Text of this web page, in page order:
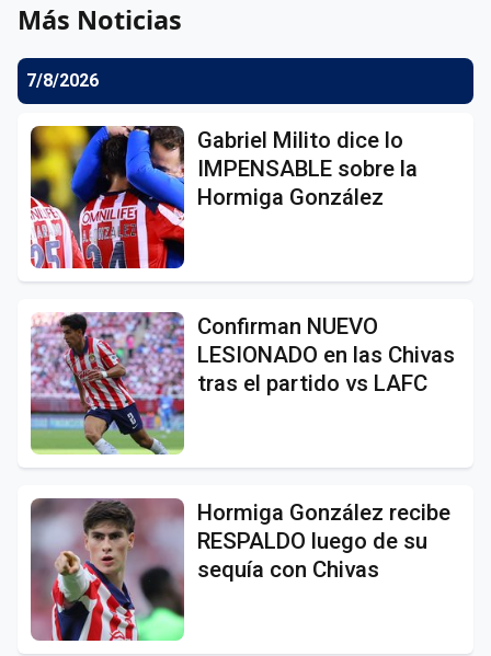
Más Noticias
7/8/2026
Gabriel Milito dice lo
IMPENSABLE sobre la
Hormiga González
Confirman NUEVO
LESIONADO en las Chivas
tras el partido vs LAFC
Hormiga González recibe
RESPALDO luego de su
sequía con Chivas